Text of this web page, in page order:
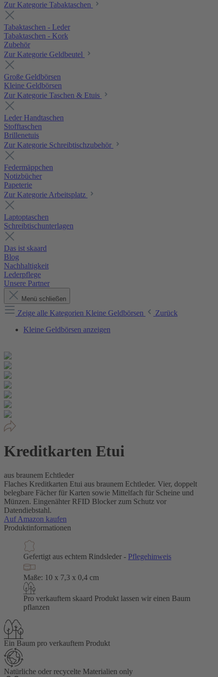
Zur Kategorie Tabaktaschen
Tabaktaschen - Leder
Tabaktaschen - Kork
Zubehör
Zur Kategorie Geldbeutel
Große Geldbörsen
Kleine Geldbörsen
Zur Kategorie Taschen & Etuis
Leder Handtaschen
Stofftaschen
Brillenetuis
Zur Kategorie Schreibtischzubehör
Federmäppchen
Notizbücher
Papeterie
Zur Kategorie Arbeitsplatz
Laptoptaschen
Schreibtischunterlagen
Das ist skaard
Blog
Nachhaltigkeit
Lederpflege
Unsere Partner
Menü schließen
Zeige alle Kategorien Kleine Geldbörsen
Zurück
Kleine Geldbörsen anzeigen
Kreditkarten Etui
aus braunem Echtleder
Flaches Kreditkarten Etui aus braunem Echtleder. Vier, doppelt
belegbare Fächer für Karten sowie Mittelfach für Scheine und
Münzen. Eingenähter RFID Blocker zum Schutz vor
Datendiebstahl.
Auf Amazon kaufen
Produktinformationen
Gefertigt aus echtem Rindsleder - Pflegehinweis
Maße: 10 x 7,3 x 0,4 cm
Pro verkauftem skaard Produkt lassen wir einen Baum
pflanzen
Ein Baum pro verkauftem Produkt
Natürliche oder recycelte Materialien only